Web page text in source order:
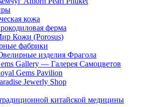
кожа
ферма
Кожи (Porosus)
фабрики
изделия Фрагола
Gallery — Галерея Самоцветов
Gems Pavilion
Jewerly Shop
китайской медицины